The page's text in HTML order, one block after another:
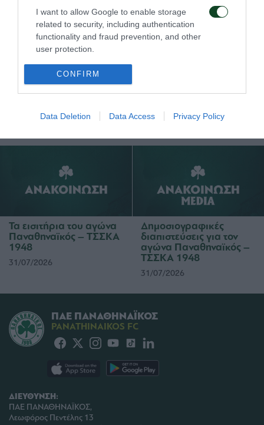
I want to allow Google to enable storage
related to security, including authentication
functionality and fraud prevention, and other
user protection.
CONFIRM
Data Deletion Data Access Privacy Policy
Τα εισιτήρια για τον
αγώνα ΤΣΣΚΑ 1948 –
03/08/2026 1948
Τα εισιτήρια του αγώνα
Παναθηναϊκός – ΤΣΣΚΑ
1948
31/07/2026
Δημοσιογραφικές
διαπιστεύσεις για τον
αγώνα Παναθηναϊκός –
ΤΣΣΚΑ 1948
31/07/2026
ΔΙΕΥΘΥΝΣΗ:
ΠΑΕ ΠΑΝΑΘΗΝΑΪΚΟΣ,
Λεωφόρος Πεντέλης 13
ΠΑΕ ΠΑΝΑΘΗΝΑΪΚΟΣ
PANATHINAIKOS FC